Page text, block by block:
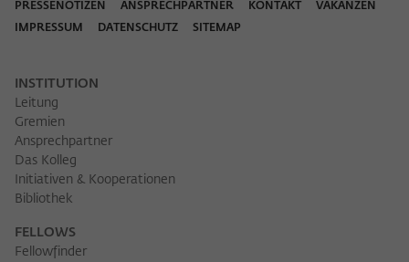
PRESSENOTIZEN ANSPRECHPARTNER KONTAKT
VAKANZEN
IMPRESSUM
DATENSCHUTZ SITEMAP
INSTITUTION
Leitung
Gremien
Ansprechpartner
Das Kolleg
Initiativen & Kooperationen
Bibliothek
FELLOWS
Fellowfinder